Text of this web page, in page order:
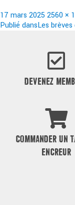
Publié
le
17 mars 2025 Taille
réelle
2560 ×
Navigation
Publié dansLes
DEVENEZ
COMMANDER UN
ENCREUR